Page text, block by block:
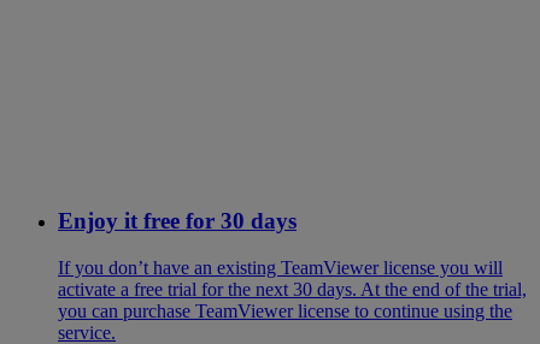
Enjoy it free for 30 days
If you don’t have an existing TeamViewer license you will
activate a free trial for the next 30 days. At the end of the trial,
you can purchase TeamViewer license to continue using the
service.